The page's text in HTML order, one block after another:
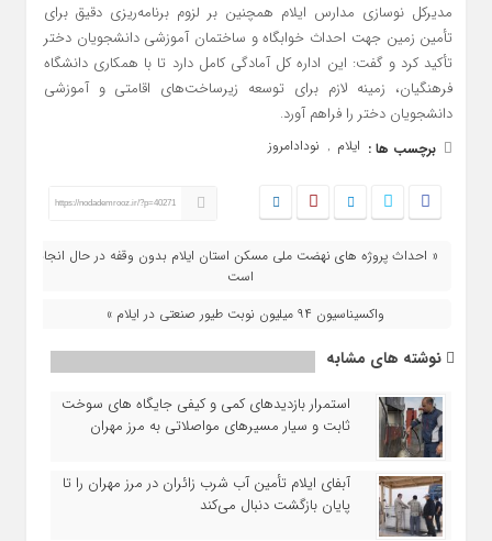
مدیرکل نوسازی مدارس ایلام همچنین بر لزوم برنامه‌ریزی دقیق برای
تأمین زمین جهت احداث خوابگاه و ساختمان آموزشی دانشجویان دختر
تأکید کرد و گفت: این اداره کل آمادگی کامل دارد تا با همکاری دانشگاه
فرهنگیان، زمینه لازم برای توسعه زیرساخت‌های اقامتی و آموزشی
دانشجویان دختر را فراهم آورد.
برچسب ها : ایلام , نودادامروز
https://nodademrooz.ir/?p=40271
« احداث پروژه های نهضت ملی مسکن استان ایلام بدون وقفه در حال انجام
است
واکسیناسیون ۹۴ میلیون نوبت طیور صنعتی در ایلام »
نوشته های مشابه
استمرار بازدیدهای کمی و کیفی جایگاه‌ های سوخت
ثابت و سیار مسیرهای مواصلاتی به مرز مهران
آبفای ایلام تأمین آب شرب زائران در مرز مهران را تا
پایان بازگشت دنبال می‌کند